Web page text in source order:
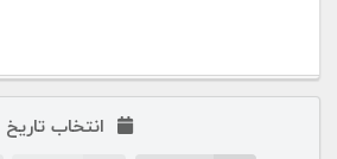
انتخاب تاریخ